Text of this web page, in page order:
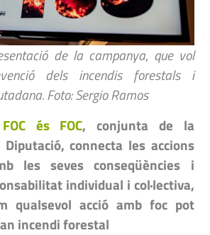
de la campanya, que vol
dels incendis forestals i
Foto: Sergio Ramos
FOC és FOC, conjunta de la
connecta les accions
les seves conseqüències i
individual i col·lectiva,
qualsevol acció amb foc pot
incendi forestal